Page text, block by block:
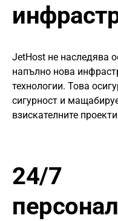
JetHost не наследява
напълно нова
технологии. Това
сигурност и
взискателните
24/7